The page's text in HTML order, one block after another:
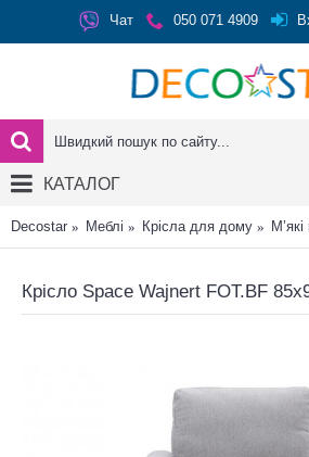
Чат 050 071 4909
КАТАЛОГ
Decostar Меблі Крісла для дому
Крісло Space Wajnert FOT.BF